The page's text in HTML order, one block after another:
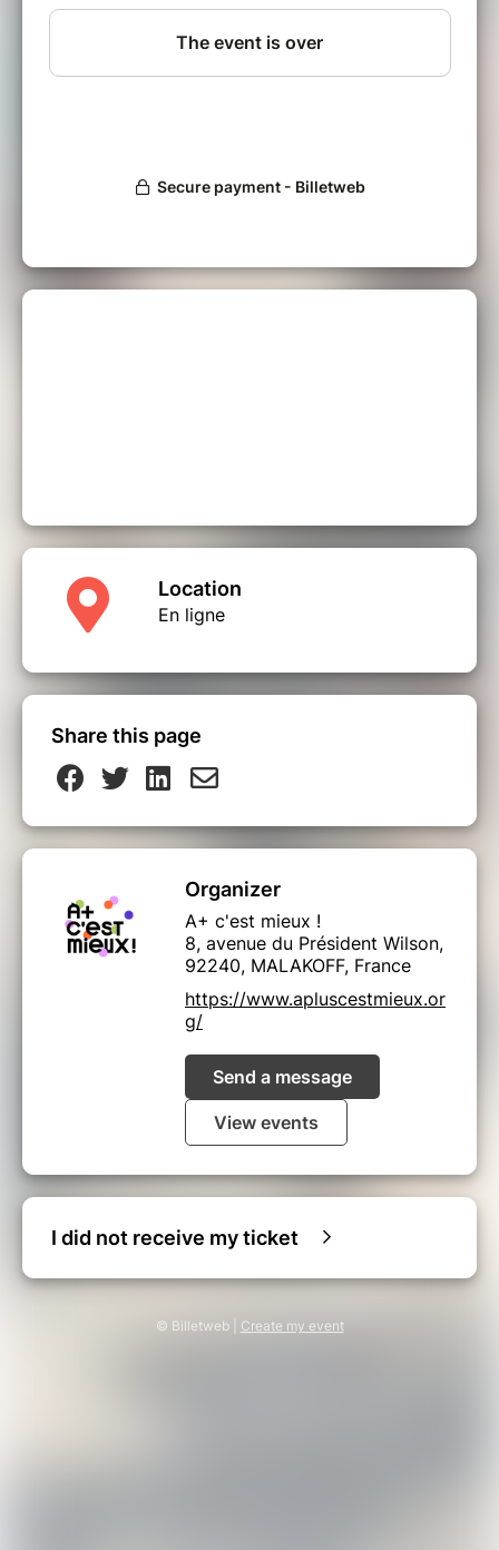
Ouvert aux membres, aux partenaires et aux
futur·es membres ;)
Une action organisée dans le cadre du
Location
En ligne
Share this page
Organizer
A+ c'est mieux !
8, avenue du Président Wilson,
92240, MALAKOFF, France
https://www.apluscestmieux.or
g/
Send a message
View events
I did not receive my ticket
© Billetweb | Create my event